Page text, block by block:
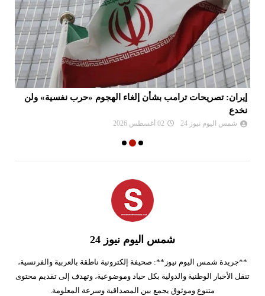
إيران: تصريحات ترامب بشأن إلغاء الهجوم «حرب نفسية» ولن
نخدع
شمس اليوم نيوز 24 02 أغسطس 2026
شمس اليوم نيوز 24
**جريدة شمس اليوم نيوز**: صحيفة إلكترونية ناطقة بالعربية والفرنسية،
تنقل الأخبار الوطنية والدولية بكل حياد وموضوعية، وتهدف إلى تقديم محتوى
متنوع وموثوق يجمع بين المصداقية وسرعة المعلومة.